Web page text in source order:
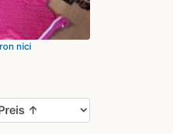
nici